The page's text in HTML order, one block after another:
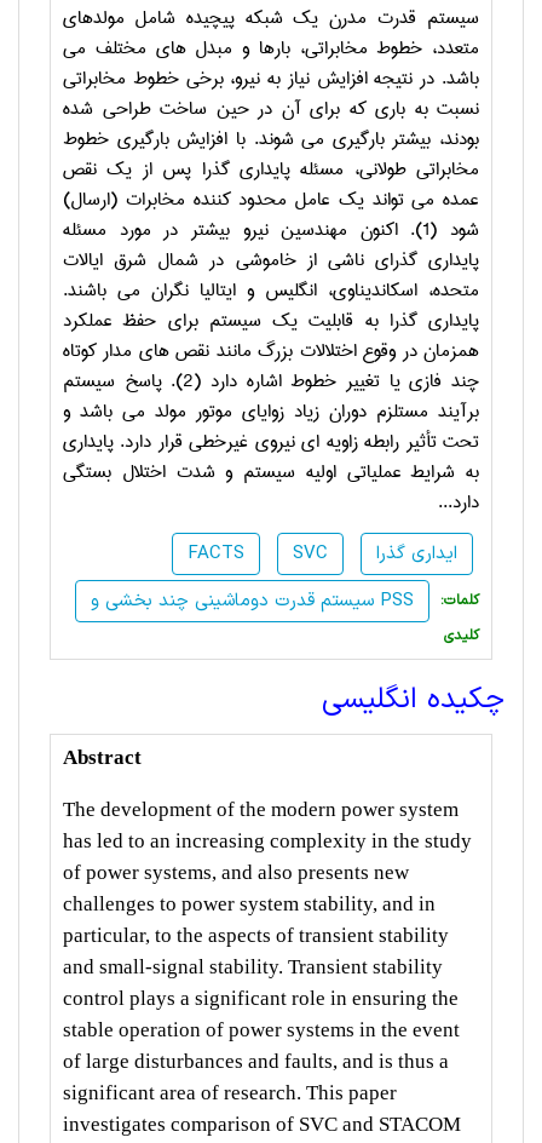
سیستم قدرت مدرن یک شبکه پیچیده شامل مولدهای
متعدد، خطوط مخابراتی، بارها و مبدل های مختلف می
باشد. در نتیجه افزایش نیاز به نیرو، برخی خطوط مخابراتی
نسبت به باری که برای آن در حین ساخت طراحی شده
بودند، بیشتر بارگیری می شوند. با افزایش بارگیری خطوط
مخابراتی طولانی، مسئله پایداری گذرا پس از یک نقص
عمده می تواند یک عامل محدود کننده مخابرات (ارسال)
شود (1). اکنون مهندسین نیرو بیشتر در مورد مسئله
پایداری گذرای ناشی از خاموشی در شمال شرق ایالات
متحده، اسکاندیناوی، انگلیس و ایتالیا نگران می باشند.
پایداری گذرا به قابلیت یک سیستم برای حفظ عملکرد
همزمان در وقوع اختلالات بزرگ مانند نقص های مدار کوتاه
چند فازی یا تغییر خطوط اشاره دارد (2). پاسخ سیستم
برآیند مستلزم دوران زیاد زوایای موتور مولد می باشد و
تحت تأثیر رابطه زاویه ای نیروی غیرخطی قرار دارد. پایداری
به شرایط عملیاتی اولیه سیستم و شدت اختلال بستگی
دارد...
FACTS SVC
ایداری گذرا
سیستم قدرت دوماشینی چند بخشی و PSS
:کلمات
کلیدی
چکیده انگلیسی
Abstract
The development of the modern power system
has led to an increasing complexity in the study
of power systems, and also presents new
challenges to power system stability, and in
particular, to the aspects of transient stability
and small-signal stability. Transient stability
control plays a significant role in ensuring the
stable operation of power systems in the event
of large disturbances and faults, and is thus a
significant area of research. This paper
investigates comparison of SVC and STACOM